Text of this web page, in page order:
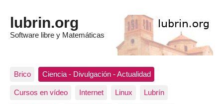
lubrin.org
Software libre y Matemáticas
Brico Ciencia - Divulgación - Actualidad
Cursos en vídeo Internet Linux Lubrín